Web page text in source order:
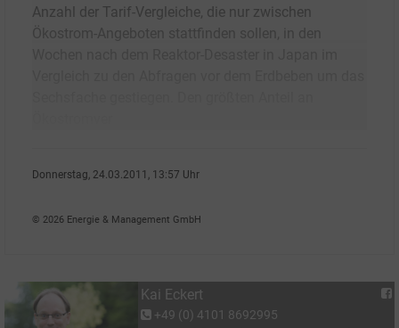
Anzahl der Tarif-Vergleiche, die nur zwischen
Ökostrom-Angeboten stattfinden sollen, in den
Donnerstag, 24.03.2011, 13:57 Uhr
© 2026 Energie & Management GmbH
Kai Eckert
+49 (0) 4101 8692995